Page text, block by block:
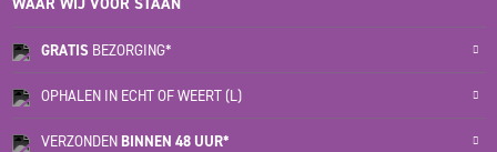
GRATIS BEZORGING*
OPHALEN IN ECHT OF WEERT (L)
VERZONDEN BINNEN 48 UUR*